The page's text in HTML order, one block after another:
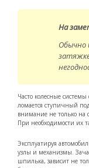
На
Обычно
Часто колесные
ломается ступичный
внимание не только
При необходимости их
Эксплуатируя
узлы и механизмы.
шпилька, зависит не